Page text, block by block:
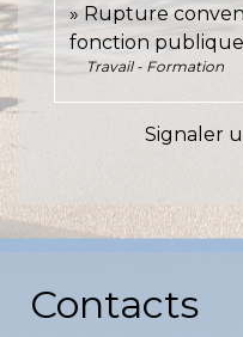
Rupture
fonction publique
Travail - Formation
Signaler
Contacts